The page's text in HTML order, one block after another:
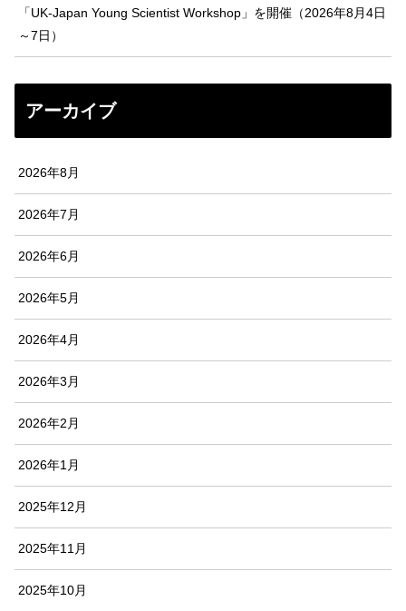
「UK-Japan Young Scientist Workshop」を開催（2026年8月4日
～7日）
アーカイブ
2026年8月
2026年7月
2026年6月
2026年5月
2026年4月
2026年3月
2026年2月
2026年1月
2025年12月
2025年11月
2025年10月